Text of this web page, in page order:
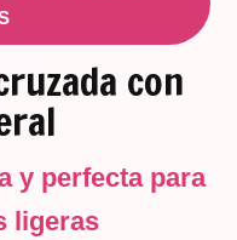
con
y perfecta para
ligeras